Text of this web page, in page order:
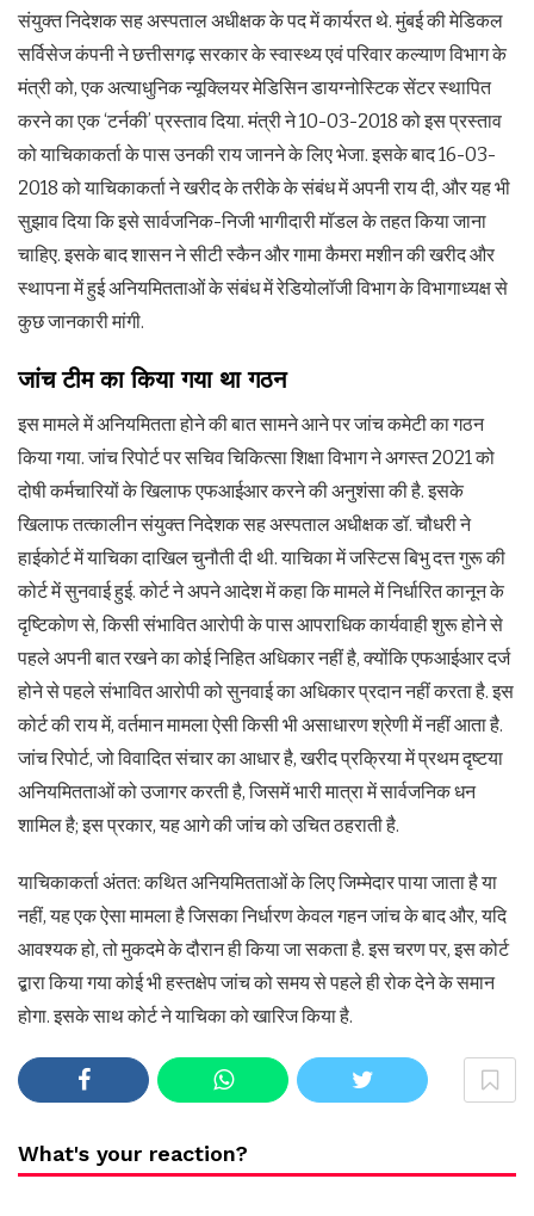
संयुक्त निदेशक सह अस्पताल अधीक्षक के पद में कार्यरत थे. मुंबई की मेडिकल
सर्विसेज कंपनी ने छत्तीसगढ़ सरकार के स्वास्थ्य एवं परिवार कल्याण विभाग के
मंत्री को, एक अत्याधुनिक न्यूक्लियर मेडिसिन डायग्नोस्टिक सेंटर स्थापित
करने का एक ‘टर्नकी’ प्रस्ताव दिया. मंत्री ने 10-03-2018 को इस प्रस्ताव
को याचिकाकर्ता के पास उनकी राय जानने के लिए भेजा. इसके बाद 16-03-
2018 को याचिकाकर्ता ने खरीद के तरीके के संबंध में अपनी राय दी, और यह भी
सुझाव दिया कि इसे सार्वजनिक-निजी भागीदारी मॉडल के तहत किया जाना
चाहिए. इसके बाद शासन ने सीटी स्कैन और गामा कैमरा मशीन की खरीद और
स्थापना में हुई अनियमितताओं के संबंध में रेडियोलॉजी विभाग के विभागाध्यक्ष से
कुछ जानकारी मांगी.
जांच टीम का किया गया था गठन
इस मामले में अनियमितता होने की बात सामने आने पर जांच कमेटी का गठन
किया गया. जांच रिपोर्ट पर सचिव चिकित्सा शिक्षा विभाग ने अगस्त 2021 को
दोषी कर्मचारियों के खिलाफ एफआईआर करने की अनुशंसा की है. इसके
खिलाफ तत्कालीन संयुक्त निदेशक सह अस्पताल अधीक्षक डॉ. चौधरी ने
हाईकोर्ट में याचिका दाखिल चुनौती दी थी. याचिका में जस्टिस बिभु दत्त गुरू की
कोर्ट में सुनवाई हुई. कोर्ट ने अपने आदेश में कहा कि मामले में निर्धारित कानून के
दृष्टिकोण से, किसी संभावित आरोपी के पास आपराधिक कार्यवाही शुरू होने से
पहले अपनी बात रखने का कोई निहित अधिकार नहीं है, क्योंकि एफआईआर दर्ज
होने से पहले संभावित आरोपी को सुनवाई का अधिकार प्रदान नहीं करता है. इस
कोर्ट की राय में, वर्तमान मामला ऐसी किसी भी असाधारण श्रेणी में नहीं आता है.
जांच रिपोर्ट, जो विवादित संचार का आधार है, खरीद प्रक्रिया में प्रथम दृष्टया
अनियमितताओं को उजागर करती है, जिसमें भारी मात्रा में सार्वजनिक धन
शामिल है; इस प्रकार, यह आगे की जांच को उचित ठहराती है.
याचिकाकर्ता अंतत: कथित अनियमितताओं के लिए जिम्मेदार पाया जाता है या
नहीं, यह एक ऐसा मामला है जिसका निर्धारण केवल गहन जांच के बाद और, यदि
आवश्यक हो, तो मुकदमे के दौरान ही किया जा सकता है. इस चरण पर, इस कोर्ट
द्बारा किया गया कोई भी हस्तक्षेप जांच को समय से पहले ही रोक देने के समान
होगा. इसके साथ कोर्ट ने याचिका को खारिज किया है.
What's your reaction?